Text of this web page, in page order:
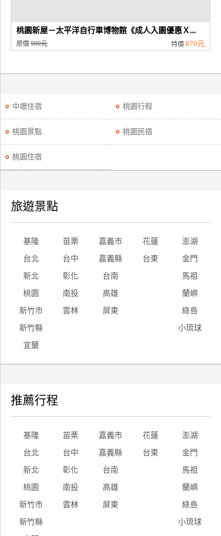
桃園新屋－太平洋自行車博物館《成人入園優惠Ｘ...
原價900元 特價 870元
中壢住宿 桃園行程
桃園景點 桃園民宿
桃園住宿
旅遊景點
基隆 苗栗 嘉義市 花蓮 澎湖
台北 台中 嘉義縣 台東 金門
新北 彰化 台南 馬祖
桃園 南投 高雄 蘭嶼
新竹市 雲林 屏東 綠島
新竹縣 小琉球
宜蘭
推薦行程
基隆 苗栗 嘉義市 花蓮 澎湖
台北 台中 嘉義縣 台東 金門
新北 彰化 台南 馬祖
桃園 南投 高雄 蘭嶼
新竹市 雲林 屏東 綠島
新竹縣 小琉球